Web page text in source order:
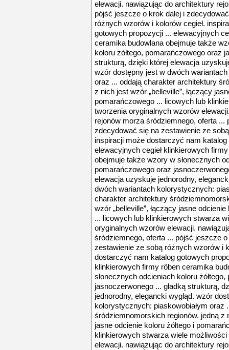
elewacji. nawiązując do architektury
pójść jeszcze o krok dalej i
różnych wzorów i kolorów cegieł.
gotowych propozycji ... elewacyjnych
ceramika budowlana obejmuje także
koloru żółtego, pomarańczowego oraz
strukturą, dzięki której elewacja
wzór dostępny jest w dwóch
oraz ... oddają charakter architektury
z nich jest wzór „belleville”, łączący
pomarańczowego ... licowych lub
tworzenia oryginalnych wzorów
rejonów morza śródziemnego, oferta
zdecydować się na zestawienie ze
inspiracji może dostarczyć nam
elewacyjnych cegieł klinkierowych
obejmuje także wzory w słonecznych
pomarańczowego oraz
elewacja uzyskuje jednorodny,
dwóch wariantach kolorystycznych:
charakter architektury
wzór „belleville”, łączący jasne
... licowych lub klinkierowych stwarza
oryginalnych wzorów elewacji.
śródziemnego, oferta ... pójść jeszcze
zestawienie ze sobą różnych wzorów i
dostarczyć nam katalog gotowych
klinkierowych firmy röben ceramika
słonecznych odcieniach koloru
jasnoczerwonego ... gładką strukturą,
jednorodny, elegancki wygląd. wzór
kolorystycznych: piaskowobiałym oraz
śródziemnomorskich regionów. jedną z
jasne odcienie koloru żółtego i
klinkierowych stwarza wiele
elewacji. nawiązując do architektury